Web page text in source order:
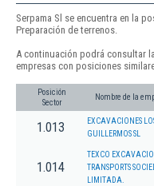
Serpama Sl se encuentra en la
Preparación de terrenos.
A continuación podrá consultar
empresas con posiciones
Posición
Sector
Nombre de la
1.013
EXCAVACIONES
GUILLERMOS SL
1.014
TEXCO
TRANSPORTS
LIMITADA.